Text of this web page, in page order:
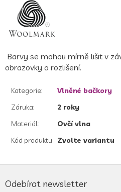
Barvy se mohou mírně lišit v
obrazovky a rozlišení.
Kategorie:
Vlněné bačkory
Záruka:
2 roky
Materiál:
Ovčí vlna
Kód produktu
Zvolte variantu
áOdebírat newsletter